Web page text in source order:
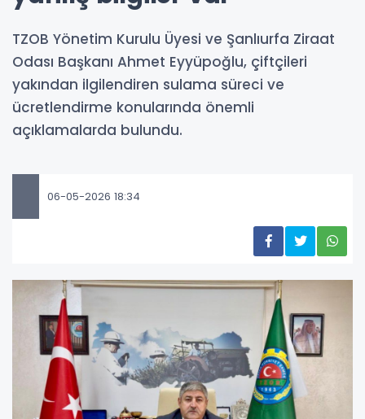
TZOB Yönetim Kurulu Üyesi ve Şanlıurfa Ziraat
Odası Başkanı Ahmet Eyyüpoğlu, çiftçileri
yakından ilgilendiren sulama süreci ve
ücretlendirme konularında önemli
açıklamalarda bulundu.
06-05-2026 18:34